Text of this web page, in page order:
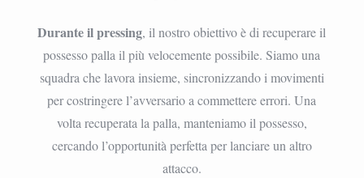
Durante il pressing, il nostro obiettivo è di recuperare il
possesso palla il più velocemente possibile. Siamo una
squadra che lavora insieme, sincronizzando i movimenti
per costringere l’avversario a commettere errori. Una
volta recuperata la palla, manteniamo il possesso,
cercando l’opportunità perfetta per lanciare un altro
attacco.